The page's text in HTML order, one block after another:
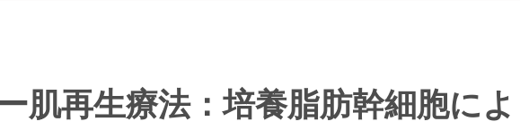
肌再生療法：培養脂肪幹細胞によ